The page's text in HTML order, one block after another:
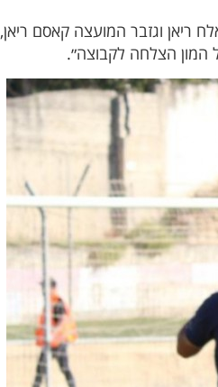
ריאן וגזבר המועצה קאסם
המון הצלחה לקבוצה״.